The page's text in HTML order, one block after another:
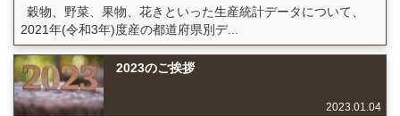
穀物、野菜、果物、花きといった生産統計データについて、
2021年(令和3年)度産の都道府県別デ...
2023のご挨拶
2023.01.04